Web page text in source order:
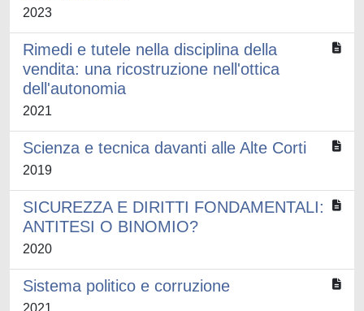
2023
Rimedi e tutele nella disciplina della
vendita: una ricostruzione nell'ottica
dell'autonomia
2021
Scienza e tecnica davanti alle Alte Corti
2019
SICUREZZA E DIRITTI FONDAMENTALI:
ANTITESI O BINOMIO?
2020
Sistema politico e corruzione
2021